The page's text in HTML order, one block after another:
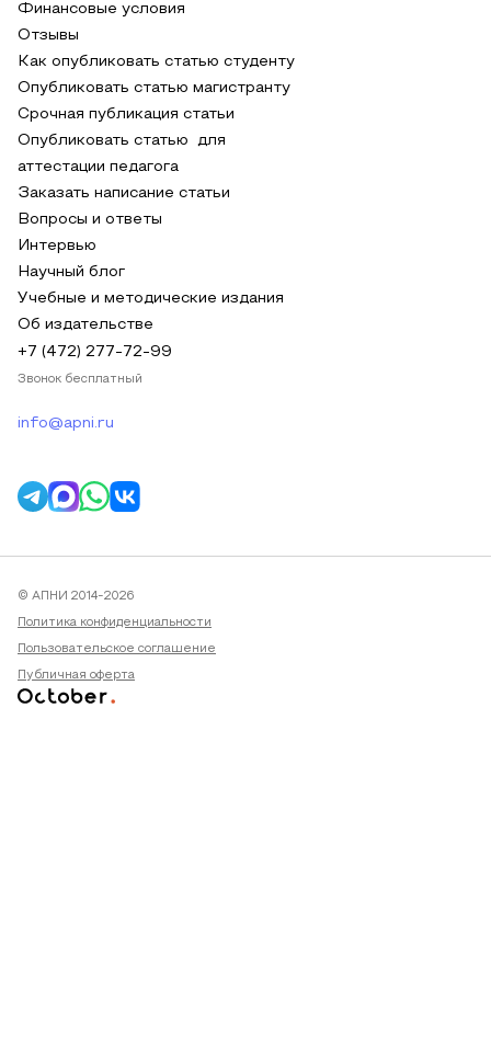
Финансовые условия
Отзывы
Как опубликовать статью студенту
Опубликовать статью магистранту
Срочная публикация статьи
Опубликовать статью для
аттестации педагога
Заказать написание статьи
Вопросы и ответы
Интервью
Научный блог
Учебные и методические издания
Об издательстве
+7 (472) 277-72-99
Звонок бесплатный
info@apni.ru
© АПНИ 2014-2026
Политика конфиденциальности
Пользовательское соглашение
Публичная оферта